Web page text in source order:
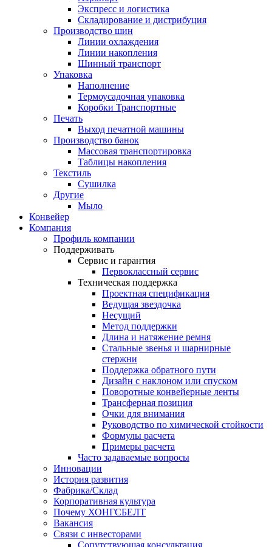
Экспресс и логистика
Складирование и дистрибуция
Производство шин
Линии охлаждения
Линии накопления
Шинный транспорт
Упаковка
Наполнение
Термоусадочная упаковка
Коробки Транспортные
Печать
Выход печатной машины
Производство банок
Массовая транспортировка
Таблицы накопления
Текстиль
Сушилка
Другие
Мыло
Конвейер
Компания
Профиль компании
Поддерживать
Сервис и гарантия
Первоклассный сервис
Техническая поддержка
Проектная спецификация
Ведущая звездочка
Несущий
Метод поддержки
Длина и натяжение ремня
Стальные звенья и шарнирные
стержни
Поддержка обратного пути
Дизайн с наклоном или спуском
Поворотные конвейерные ленты
Трансферная позиция
Очки для внимания
Руководство по химической стойкости
Формулы расчета
Примеры расчета
Часто задаваемые вопросы
Инновации
История развития
Фабрика/Склад
Корпоративная культура
Почему ХОНГСБЕЛТ
Вакансия
Связи с инвесторами
Сопутствующая консультация